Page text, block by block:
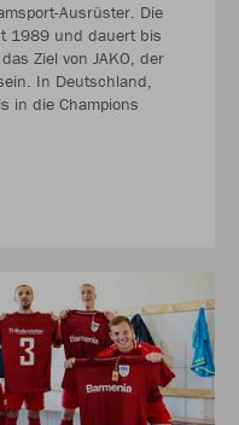
Ausrüster. Die
1989 und dauert bis
Ziel von JAKO, der
In Deutschland,
in die Champions